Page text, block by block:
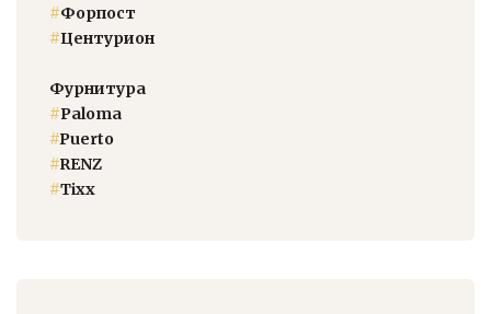
#Форпост
#Центурион
Фурнитура
#Paloma
#Puerto
#RENZ
#Тixx